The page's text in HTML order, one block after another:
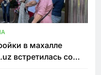
в махалле
встретилась со